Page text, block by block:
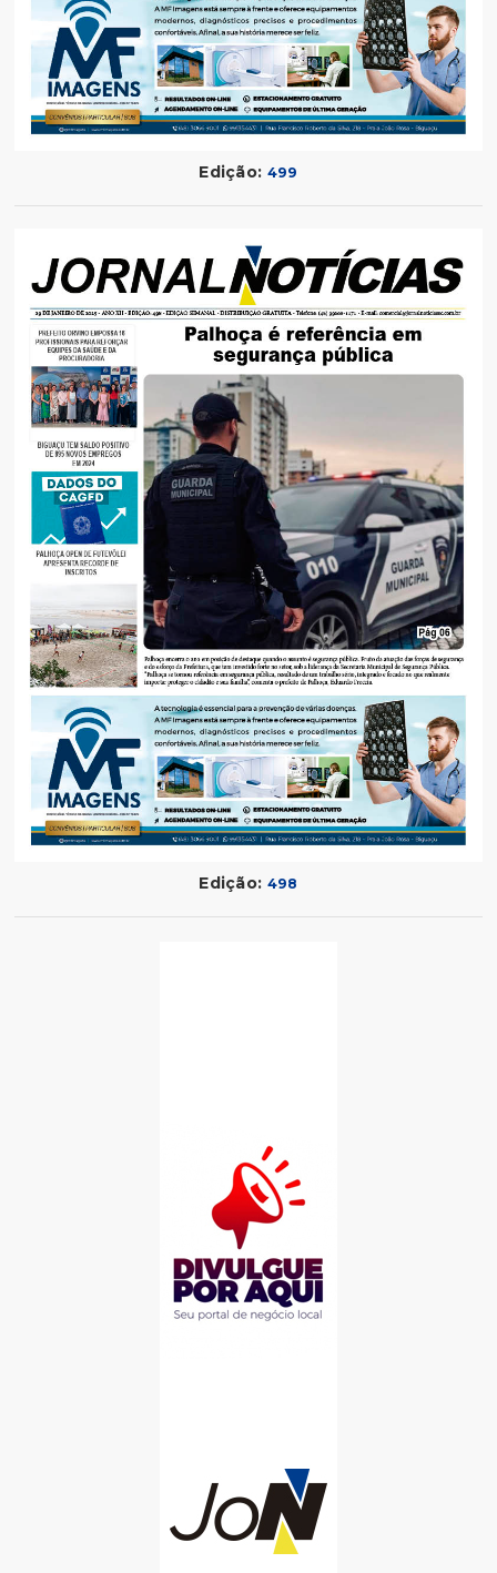
Edição: 499
Edição: 498